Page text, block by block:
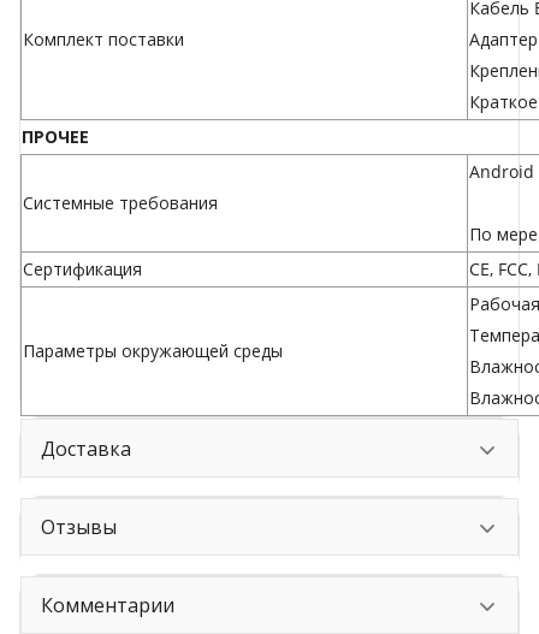
Комплект поставки
Кабель
ПРОЧЕЕ
Системные требования
Android
По
Сертификация
CE, FCC,
Параметры окружающей среды
Доставка
Отзывы
Комментарии